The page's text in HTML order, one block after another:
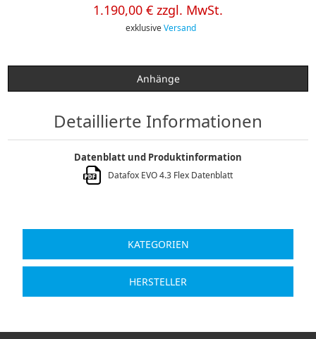
1.190,00 € zzgl. MwSt.
exklusiveVersand
Anhänge
Detaillierte Informationen
Datenblatt und Produktinformation
Datafox EVO 4.3 Flex Datenblatt
KATEGORIEN
HERSTELLER